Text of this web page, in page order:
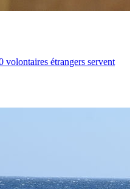
volontaires étrangers servent